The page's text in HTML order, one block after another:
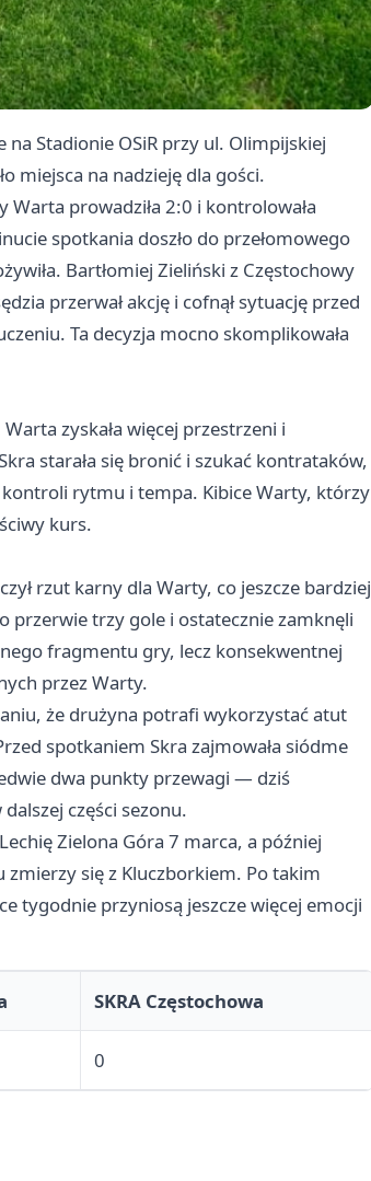
na Stadionie OSiR przy ul. Olimpijskiej
miejsca na nadzieję dla gości.
Warta prowadziła 2:0 i kontrolowała
spotkania doszło do przełomowego
Bartłomiej Zieliński z Częstochowy
przerwał akcję i cofnął sytuację przed
Ta decyzja mocno skomplikowała
zyskała więcej przestrzeni i
starała się bronić i szukać kontrataków,
rytmu i tempa. Kibice Warty, którzy
kurs.
rzut karny dla Warty, co jeszcze bardziej
przerwie trzy gole i ostatecznie zamknęli
fragmentu gry, lecz konsekwentnej
przez Warty.
że drużyna potrafi wykorzystać atut
spotkaniem Skra zajmowała siódme
dwa punkty przewagi — dziś
części sezonu.
Zielona Góra 7 marca, a później
się z Kluczborkiem. Po takim
tygodnie przyniosą jeszcze więcej emocji
SKRA Częstochowa
0